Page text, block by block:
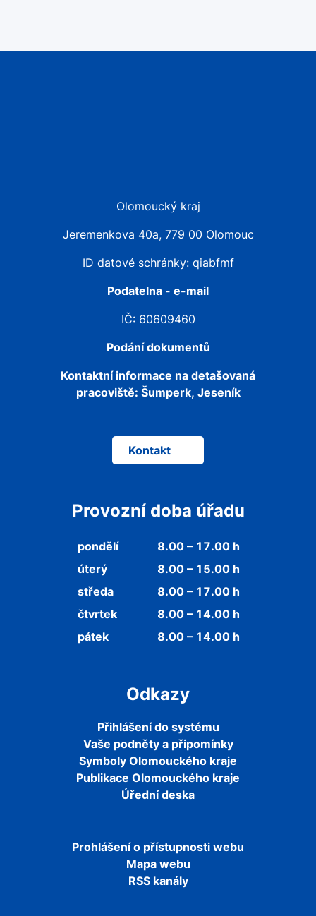
Olomoucký kraj
Jeremenkova 40a, 779 00 Olomouc
ID datové schránky: qiabfmf
Podatelna - e-mail
IČ: 60609460
Podání dokumentů
Kontaktní informace na detašovaná
pracoviště: Šumperk, Jeseník
Kontakt
Provozní doba úřadu
pondělí
8.00 – 17.00 h
úterý
8.00 – 15.00 h
středa
8.00 – 17.00 h
čtvrtek
8.00 – 14.00 h
pátek
8.00 – 14.00 h
Odkazy
Přihlášení do systému
Vaše podněty a připomínky
Symboly Olomouckého kraje
Publikace Olomouckého kraje
Úřední deska
Prohlášení o přístupnosti webu
Mapa webu
RSS kanály